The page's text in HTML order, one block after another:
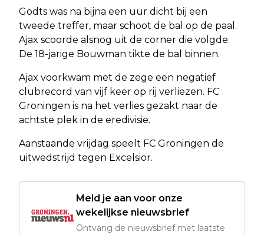
Godts was na bijna een uur dicht bij een
tweede treffer, maar schoot de bal op de paal.
Ajax scoorde alsnog uit de corner die volgde.
De 18-jarige Bouwman tikte de bal binnen.
Ajax voorkwam met de zege een negatief
clubrecord van vijf keer op rij verliezen. FC
Groningen is na het verlies gezakt naar de
achtste plek in de eredivisie.
Aanstaande vrijdag speelt FC Groningen de
uitwedstrijd tegen Excelsior.
Meld je aan voor onze
wekelijkse nieuwsbrief
Ontvang de nieuwsbrief met laatste